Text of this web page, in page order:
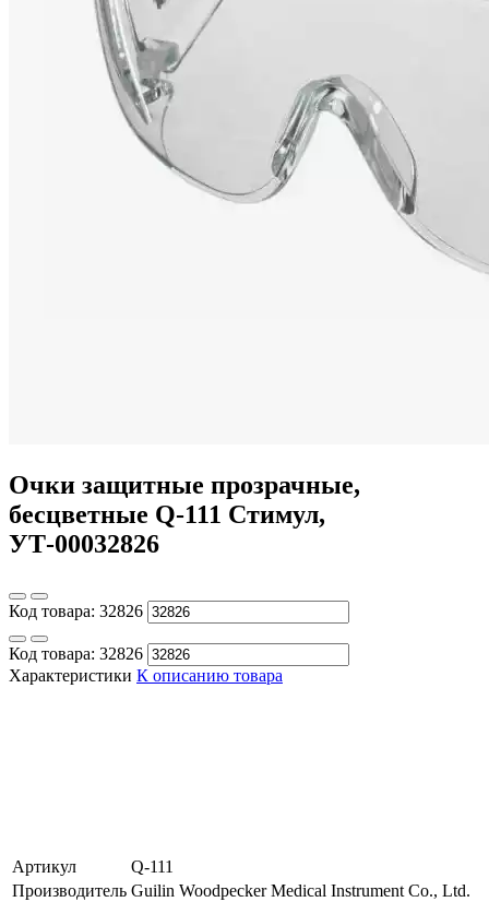
Очки защитные прозрачные,
бесцветные Q-111 Стимул,
УТ-00032826
Код товара: 32826
Код товара: 32826
Характеристики К описанию товара
Артикул
Q-111
Производитель Guilin Woodpecker Medical Instrument Co., Ltd.